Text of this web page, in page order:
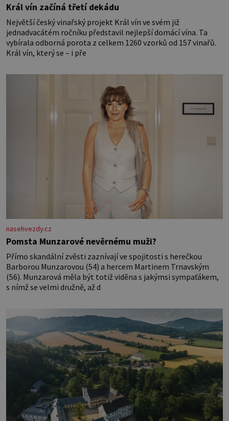
Král vín začíná třetí dekádu
Největší český vinařský projekt Král vín ve svém již
jednadvacátém ročníku představil nejlepší domácí vína. Ta
vybírala odborná porota z celkem 1260 vzorků od 157 vinařů.
Král vín, který se – i pře
nasehvezdy.cz
Pomsta Munzarové nevěrnému muži?
Přímo skandální zvěsti zaznívají ve spojitosti s herečkou
Barborou Munzarovou (54) a hercem Martinem Trnavským
(56). Munzarová měla být totiž viděna s jakýmsi sympaťákem,
s nímž se velmi družně, až d